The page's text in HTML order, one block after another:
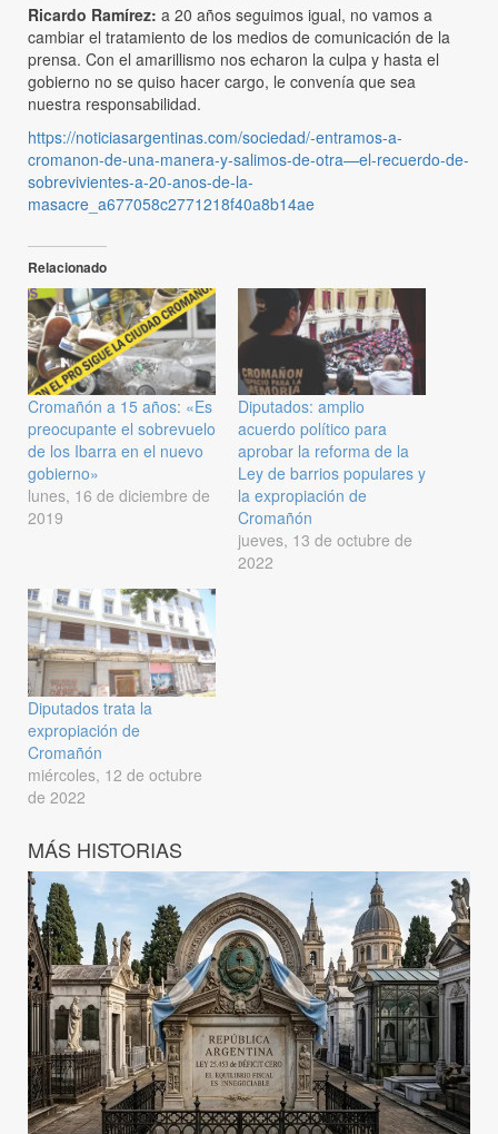
Ricardo Ramírez: a 20 años seguimos igual, no vamos a
cambiar el tratamiento de los medios de comunicación de la
prensa. Con el amarillismo nos echaron la culpa y hasta el
gobierno no se quiso hacer cargo, le convenía que sea
nuestra responsabilidad.
https://noticiasargentinas.com/sociedad/-entramos-a-
cromanon-de-una-manera-y-salimos-de-otra—el-recuerdo-de-
sobrevivientes-a-20-anos-de-la-
masacre_a677058c2771218f40a8b14ae
Relacionado
Cromañón a 15 años: «Es
preocupante el sobrevuelo
de los Ibarra en el nuevo
gobierno»
lunes, 16 de diciembre de
2019
Diputados: amplio
acuerdo político para
aprobar la reforma de la
Ley de barrios populares y
la expropiación de
Cromañón
jueves, 13 de octubre de
2022
Diputados trata la
expropiación de
Cromañón
miércoles, 12 de octubre
de 2022
MÁS HISTORIAS